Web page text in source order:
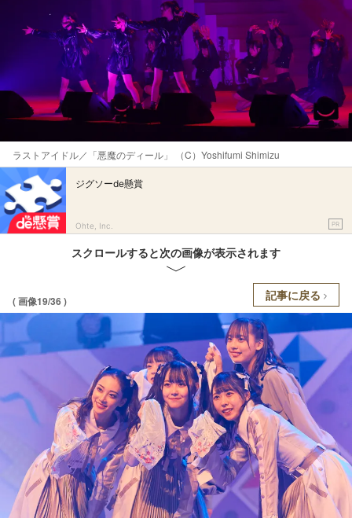
ラストアイドル／「悪魔のディール」 （C）Yoshifumi Shimizu
ジグソーde懸賞
Ohte, Inc. PR
スクロールすると次の画像が表示されます
( 画像19/36 ) 記事に戻る